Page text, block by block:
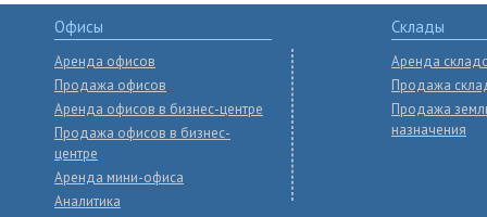
Офисы
Аренда офисов
Продажа офисов
Аренда офисов в бизнес-центре
Продажа офисов в бизнес-
центре
Аренда мини-офиса
Аналитика
Склады
Аренда
Продажа
Продажа
назначения